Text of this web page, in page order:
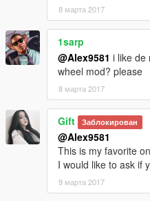
8 марта 2017
1sarp
@Alex9581 i like de
wheel mod? please
8 марта 2017
Gift Заблокирован
@Alex9581
This is my favorite
I would like to ask if
9 марта 2017